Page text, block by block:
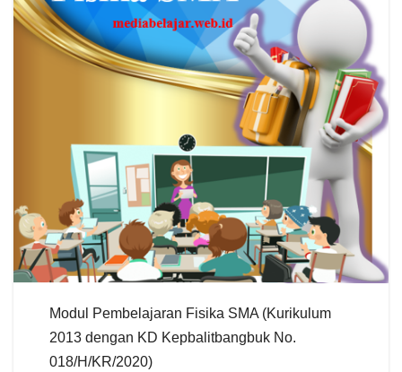
Modul Pembelajaran Fisika SMA (Kurikulum
2013 dengan KD Kepbalitbangbuk No.
018/H/KR/2020)